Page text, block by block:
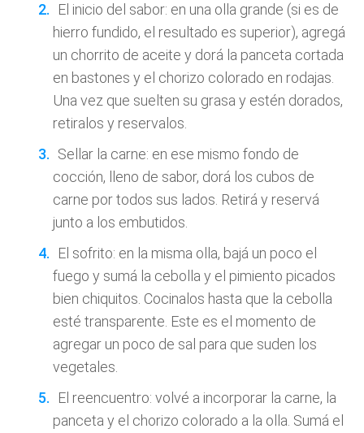
El inicio del sabor: en una olla grande (si es de
hierro fundido, el resultado es superior), agregá
un chorrito de aceite y dorá la panceta cortada
en bastones y el chorizo colorado en rodajas.
Una vez que suelten su grasa y estén dorados,
retiralos y reservalos.
Sellar la carne: en ese mismo fondo de
cocción, lleno de sabor, dorá los cubos de
carne por todos sus lados. Retirá y reservá
junto a los embutidos.
El sofrito: en la misma olla, bajá un poco el
fuego y sumá la cebolla y el pimiento picados
bien chiquitos. Cocinalos hasta que la cebolla
esté transparente. Este es el momento de
agregar un poco de sal para que suden los
vegetales.
El reencuentro: volvé a incorporar la carne, la
panceta y el chorizo colorado a la olla. Sumá el